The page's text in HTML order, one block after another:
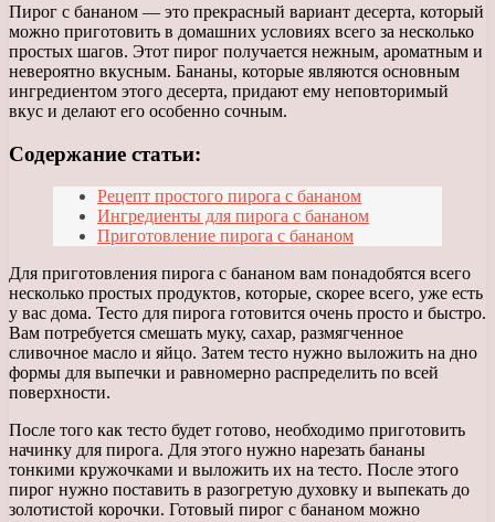
Пирог с бананом — это прекрасный вариант десерта, который
можно приготовить в домашних условиях всего за несколько
простых шагов. Этот пирог получается нежным, ароматным и
невероятно вкусным. Бананы, которые являются основным
ингредиентом этого десерта, придают ему неповторимый
вкус и делают его особенно сочным.
Содержание статьи:
Рецепт простого пирога с бананом
Ингредиенты для пирога с бананом
Приготовление пирога с бананом
Для приготовления пирога с бананом вам понадобятся всего
несколько простых продуктов, которые, скорее всего, уже есть
у вас дома. Тесто для пирога готовится очень просто и быстро.
Вам потребуется смешать муку, сахар, размягченное
сливочное масло и яйцо. Затем тесто нужно выложить на дно
формы для выпечки и равномерно распределить по всей
поверхности.
После того как тесто будет готово, необходимо приготовить
начинку для пирога. Для этого нужно нарезать бананы
тонкими кружочками и выложить их на тесто. После этого
пирог нужно поставить в разогретую духовку и выпекать до
золотистой корочки. Готовый пирог с бананом можно